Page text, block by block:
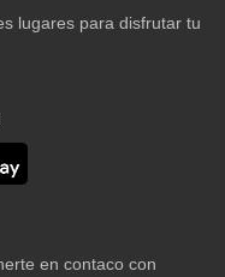
lugares para disfrutar tu
en contaco con